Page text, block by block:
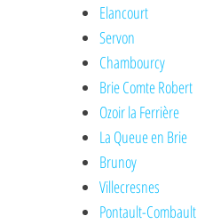
Elancourt
Servon
Chambourcy
Brie Comte Robert
Ozoir la Ferrière
La Queue en Brie
Brunoy
Villecresnes
Pontault-Combault